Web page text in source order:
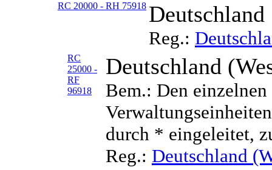
RC 20000 - RH 75918 Deutschland
Reg.:
RC
25000 -
RF
96918
Deutschland
Bem.: Den
durch * eingeleitet,
Reg.: Deutschland